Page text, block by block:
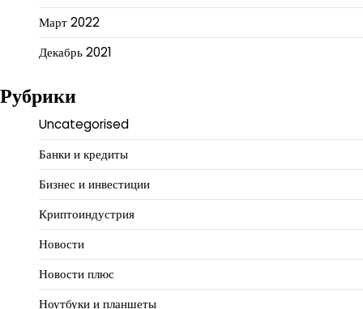
Март 2022
Декабрь 2021
Рубрики
Uncategorised
Банки и кредиты
Бизнес и инвестиции
Криптоиндустрия
Новости
Новости плюс
Ноутбуки и планшеты